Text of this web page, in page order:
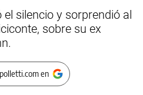
silencio y sorprendió al
sobre su ex
en